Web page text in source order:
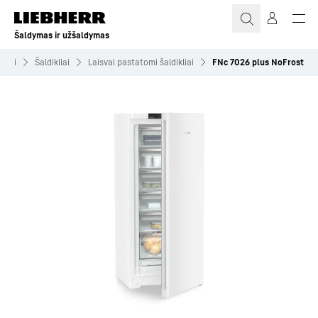
Šaldymas ir užšaldymas
Šaldikliai Laisvai pastatomi šaldikliai FNc 7026 plus NoFrost